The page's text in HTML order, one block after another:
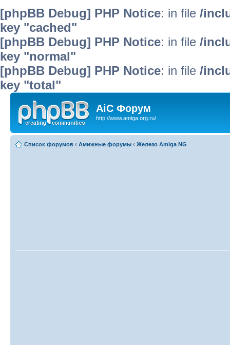
[phpBB Debug] PHP Notice: in file /
key "cached"
[phpBB Debug] PHP Notice: in file /
key "normal"
[phpBB Debug] PHP Notice: in file /
key "total"
AiC Форум
http://www.amiga.org.ru/
Список форумов ‹ Амижные форумы ‹ Железо Amiga NG